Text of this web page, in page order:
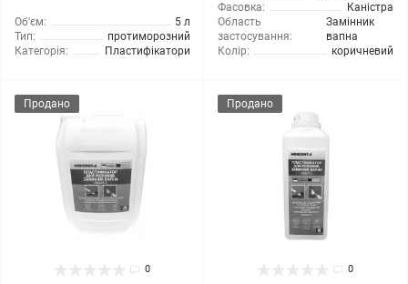
Об'єм:
5 л
Тип:
протиморозний
Категорія:
Пластифікатори
Фасовка:
Каністра
Область
застосування:
Замінник
вапна
Колір:
коричневий
Продано
0
Продано
0